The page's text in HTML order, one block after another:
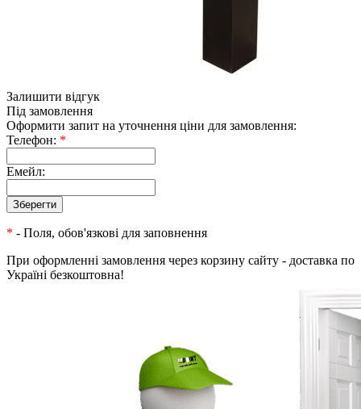
Залишити відгук
Під замовлення
Оформити запит на уточнення ціни для замовлення:
Телефон: *
Емейл:
* - Поля, обов'язкові для заповнення
При оформленні замовлення через корзину сайту - доставка по
Україні безкоштовна!